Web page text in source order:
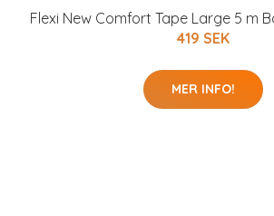
Flexi New Comfort Tape Large 5 m
419 SEK
MER INFO!